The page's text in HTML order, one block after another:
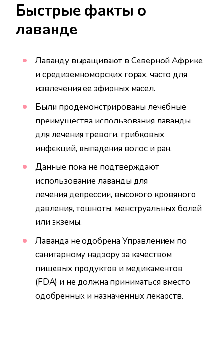
Быстрые факты о
лаванде
Лаванду выращивают в Северной Африке
и средиземноморских горах, часто для
извлечения ее эфирных масел.
Были продемонстрированы лечебные
преимущества использования лаванды
для лечения тревоги, грибковых
инфекций, выпадения волос и ран.
Данные пока не подтверждают
использование лаванды для
лечения депрессии, высокого кровяного
давления, тошноты, менструальных болей
или экземы.
Лаванда не одобрена Управлением по
санитарному надзору за качеством
пищевых продуктов и медикаментов
(FDA) и не должна приниматься вместо
одобренных и назначенных лекарств.